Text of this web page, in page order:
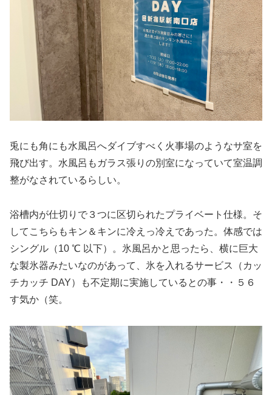
兎にも角にも水風呂へダイブすべく火事場のようなサ室を
飛び出す。水風呂もガラス張りの別室になっていて室温調
整がなされているらしい。
浴槽内が仕切りで３つに区切られたプライベート仕様。そ
してこちらもキン＆キンに冷えっ冷えであった。体感では
シングル（10 ℃ 以下）。氷風呂かと思ったら、横に巨大
な製氷器みたいなのがあって、氷を入れるサービス（カッ
チカッチ DAY）も不定期に実施しているとの事・・５６
す気か（笑。